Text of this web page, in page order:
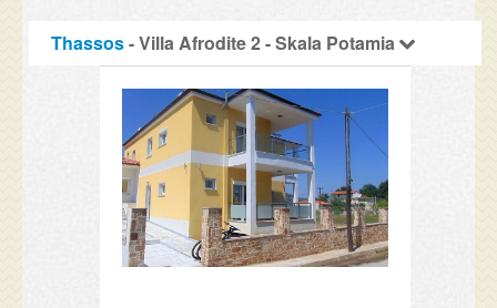
Thassos- Villa Afrodite 2 - Skala Potamia